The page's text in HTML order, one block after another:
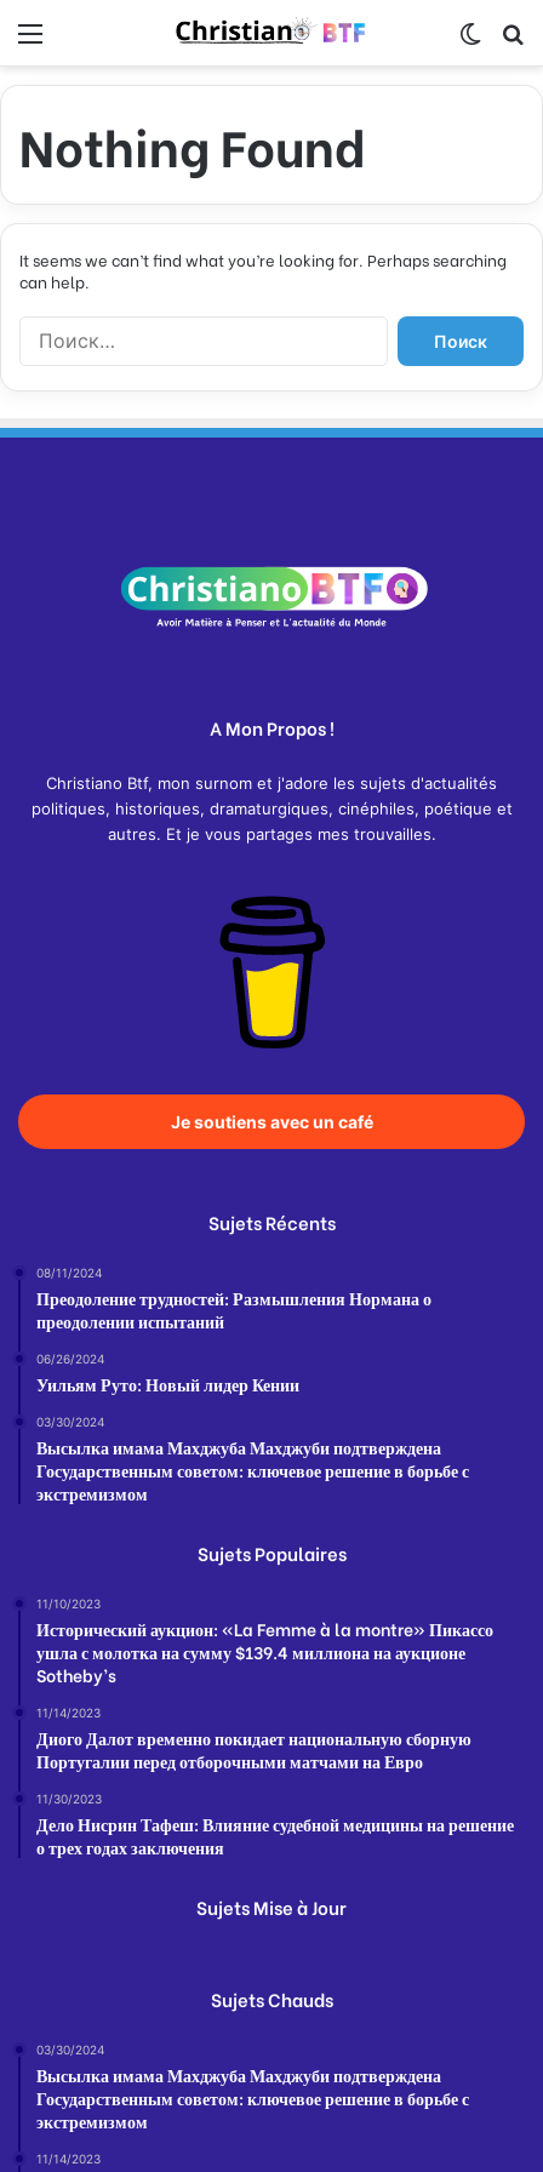
Nothing Found
It seems we can’t find what you’re looking for. Perhaps searching
can help.
Н
и
A Mon Propos !
Christiano Btf, mon surnom et j'adore les sujets d'actualités
politiques, historiques, dramaturgiques, cinéphiles, poétique et
autres. Et je vous partages mes trouvailles.
Je soutiens avec un café
Sujets Récents
08/11/2024
Преодоление трудностей: Размышления Нормана о
преодолении испытаний
06/26/2024
Уильям Руто: Новый лидер Кении
03/30/2024
Высылка имама Махджуба Махджуби подтверждена
Государственным советом: ключевое решение в борьбе с
экстремизмом
Sujets Populaires
11/10/2023
Исторический аукцион: «La Femme à la montre» Пикассо
ушла с молотка на сумму $139.4 миллиона на аукционе
Sotheby’s
11/14/2023
Диого Далот временно покидает национальную сборную
Португалии перед отборочными матчами на Евро
11/30/2023
Дело Нисрин Тафеш: Влияние судебной медицины на решение
о трех годах заключения
Sujets Mise à Jour
Sujets Chauds
03/30/2024
Высылка имама Махджуба Махджуби подтверждена
Государственным советом: ключевое решение в борьбе с
экстремизмом
11/14/2023